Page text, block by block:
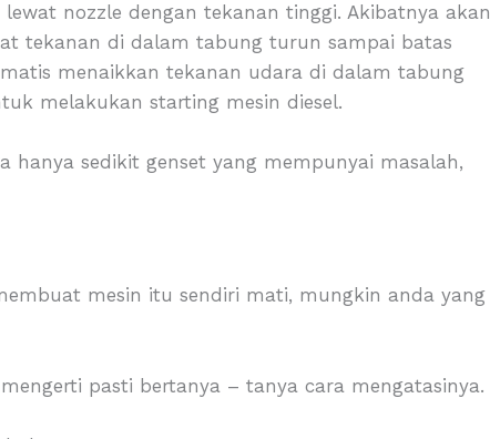
nozzle dengan tekanan tinggi. Akibatnya akan
tekanan di dalam tabung turun sampai batas
menaikkan tekanan udara di dalam tabung
melakukan starting mesin diesel.
sedikit genset yang mempunyai masalah,
mesin itu sendiri mati, mungkin anda yang
pasti bertanya – tanya cara mengatasinya.